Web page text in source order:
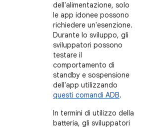
dell'alimentazione, solo
le app idonee possono
richiedere un'esenzione.
Durante lo sviluppo, gli
sviluppatori possono
testare il
comportamento di
standby e sospensione
dell'app utilizzando
questi comandi ADB.
In termini di utilizzo della
batteria, gli sviluppatori